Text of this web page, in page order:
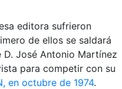
editora sufrieron
de ellos se saldará
José Antonio Martínez
para competir con su
en octubre de 1974.